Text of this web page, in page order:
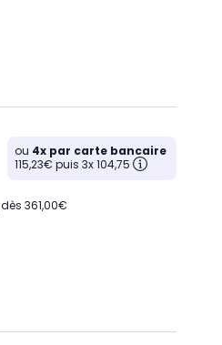
ou 4x par carte bancaire
115,23€ puis 3x 104,75
dès 361,00€